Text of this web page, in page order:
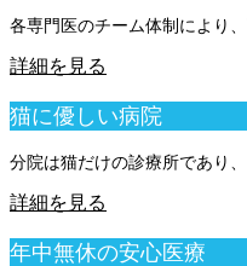
各専門医のチーム体制により
詳細を見る
猫に優しい病院
分院は猫だけの診療所であり
詳細を見る
年中無休の安心医療